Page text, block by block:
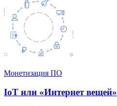
Монетизация ПО
IoT или «Интернет вещей»